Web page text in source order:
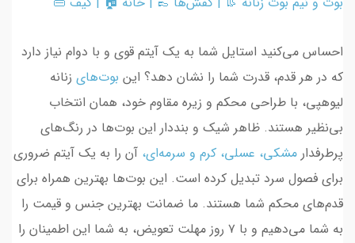
احساس می‌کنید استایل شما به یک آیتم قوی و با دوام نیاز دارد
که در هر قدم، قدرت شما را نشان دهد؟ این بوت‌های زنانه
لیوهپی، با طراحی محکم و زیره مقاوم خود، همان انتخاب
بی‌نظیر هستند. ظاهر شیک و بنددار این بوت‌ها در رنگ‌های
پرطرفدار مشکی، عسلی، کرم و سرمه‌ای، آن را به یک آیتم ضروری
برای فصول سرد تبدیل کرده است. این بوت‌ها بهترین همراه برای
قدم‌های محکم شما هستند. ما ضمانت بهترین جنس و قیمت را
به شما می‌دهیم و با ۷ روز مهلت تعویض، به شما این اطمینان را